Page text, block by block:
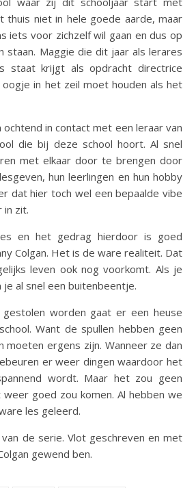
thuis niet in hele goede aarde, maar
iets voor zichzelf wil gaan en dus op
staan. Maggie die dit jaar als lerares
staat krijgt als opdracht directrice
in het zeil moet houden als het
in contact met een leraar van
die bij deze school hoort. Al snel
met elkaar door te brengen door
hun leerlingen en hun hobby
dat hier toch wel een bepaalde vibe
in zit.
en het gedrag hierdoor is goed
Colgan. Het is de ware realiteit. Dat
leven ook nog voorkomt. Als je
al snel een buitenbeentje.
gestolen worden gaat er een heuse
Want de spullen hebben geen
moeten ergens zijn. Wanneer ze dan
er weer dingen waardoor het
wordt. Maar het zou geen
goed zou komen. Al hebben we
les geleerd.
de serie. Vlot geschreven en met
gewend ben.